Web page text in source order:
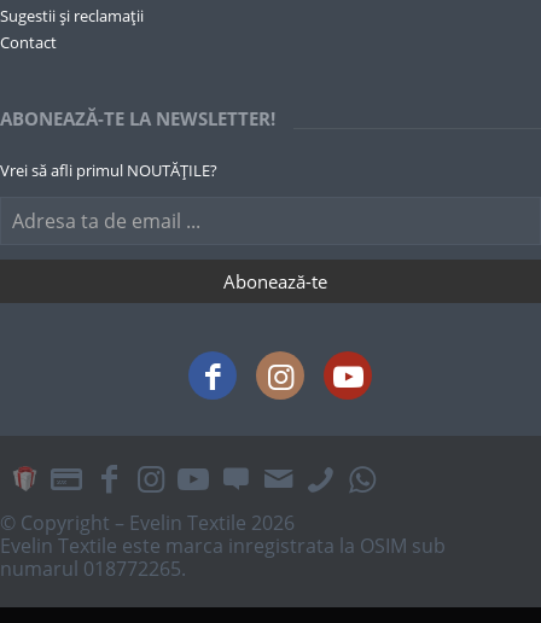
Sugestii și reclamații
Contact
ABONEAZĂ-TE LA NEWSLETTER!
Vrei să afli primul NOUTĂȚILE?
© Copyright – Evelin Textile 2026
Evelin Textile este marca inregistrata la OSIM sub
numarul 018772265.